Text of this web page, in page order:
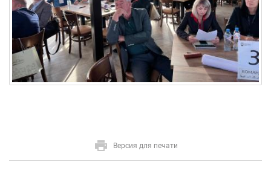
Версия для печати